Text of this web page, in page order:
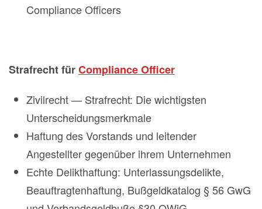
Compliance Officers
Strafrecht fürCompliance Officer
Zivilrecht — Strafrecht: Die wichtigsten
Unterscheidungsmerkmale
Haftung des Vorstands und leitender
Angestellter gegenüber ihrem Unternehmen
Echte Delikthaftung: Unterlassungsdelikte,
Beauftragtenhaftung, Bußgeldkatalog § 56 GwG